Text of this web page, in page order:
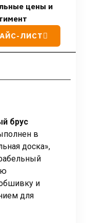
цены и
ЛИСТ
брус
в
доска»,
и
для